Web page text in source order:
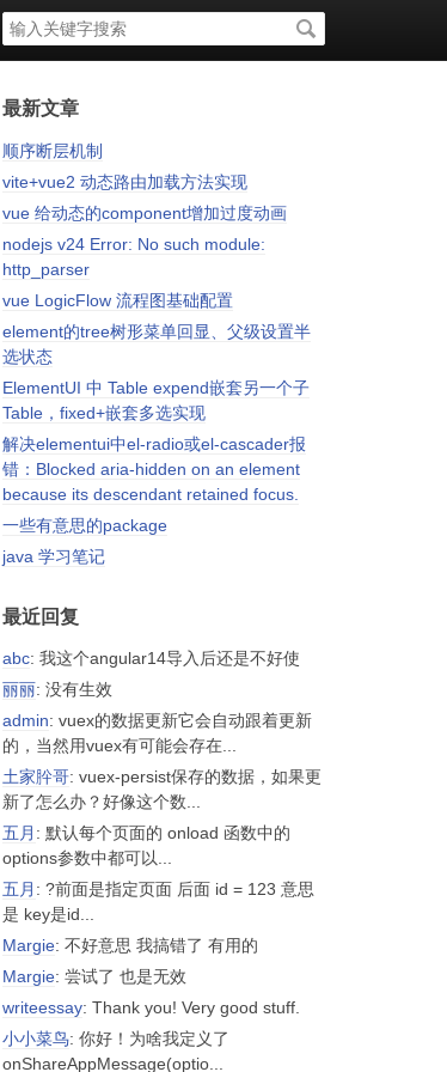
搜
索
关
字
最新文章
顺序断层机制
vite+vue2 动态路由加载方法实现
vue 给动态的component增加过度动画
nodejs v24 Error: No such module:
http_parser
vue LogicFlow 流程图基础配置
element的tree树形菜单回显、父级设置半
选状态
ElementUI 中 Table expend嵌套另一个子
Table，fixed+嵌套多选实现
解决elementui中el-radio或el-cascader报
错：Blocked aria-hidden on an element
because its descendant retained focus.
一些有意思的package
java 学习笔记
最近回复
abc: 我这个angular14导入后还是不好使
丽丽: 没有生效
admin: vuex的数据更新它会自动跟着更新
的，当然用vuex有可能会存在...
土家肸哥: vuex-persist保存的数据，如果更
新了怎么办？好像这个数...
五月 : 默认每个页面的 onload 函数中的
options参数中都可以...
五月 : ?前面是指定页面 后面 id = 123 意思
是 key是id...
Margie: 不好意思 我搞错了 有用的
Margie: 尝试了 也是无效
writeessay: Thank you! Very good stuff.
小小菜鸟: 你好！为啥我定义了
onShareAppMessage(optio...